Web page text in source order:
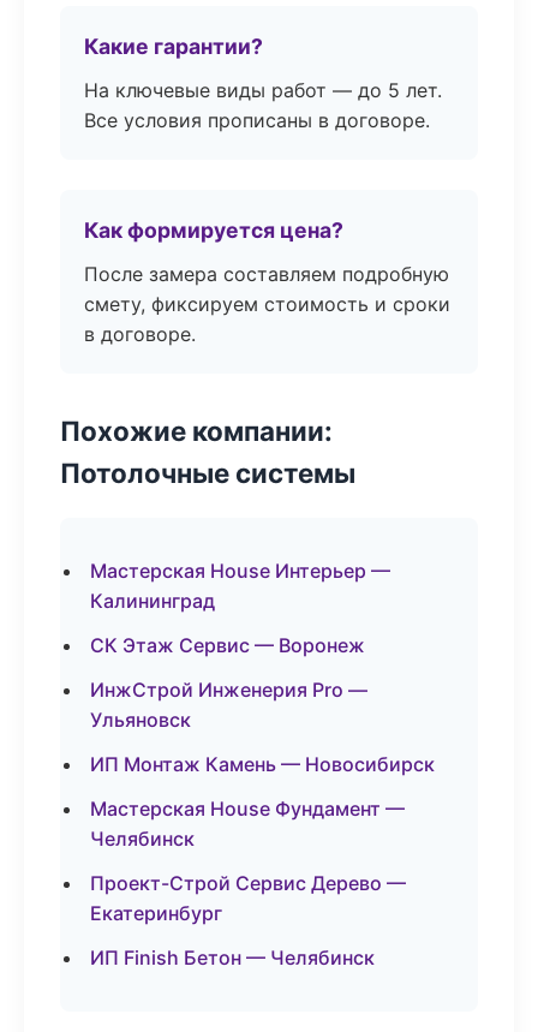
Какие гарантии?
На ключевые виды работ — до 5 лет.
Все условия прописаны в договоре.
Как формируется цена?
После замера составляем подробную
смету, фиксируем стоимость и сроки
в договоре.
Похожие компании:
Потолочные системы
Мастерская House Интерьер —
Калининград
СК Этаж Сервис — Воронеж
ИнжСтрой Инженерия Pro —
Ульяновск
ИП Монтаж Камень — Новосибирск
Мастерская House Фундамент —
Челябинск
Проект-Строй Сервис Дерево —
Екатеринбург
ИП Finish Бетон — Челябинск